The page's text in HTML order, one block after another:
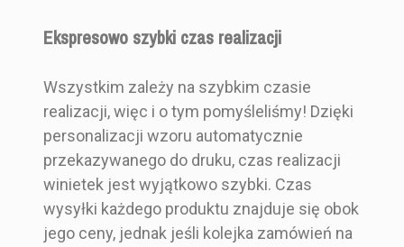
Ekspresowo szybki czas realizacji
Wszystkim zależy na szybkim czasie
realizacji, więc i o tym pomyśleliśmy! Dzięki
personalizacji wzoru automatycznie
przekazywanego do druku, czas realizacji
winietek jest wyjątkowo szybki. Czas
wysyłki każdego produktu znajduje się obok
jego ceny, jednak jeśli kolejka zamówień na